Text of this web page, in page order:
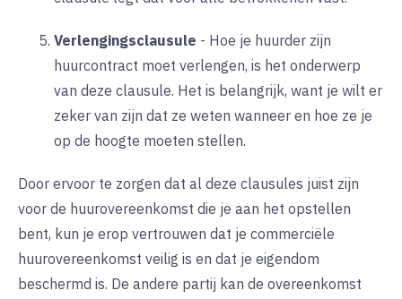
Verlengingsclausule - Hoe je huurder zijn
huurcontract moet verlengen, is het onderwerp
van deze clausule. Het is belangrijk, want je wilt er
zeker van zijn dat ze weten wanneer en hoe ze je
op de hoogte moeten stellen.
Door ervoor te zorgen dat al deze clausules juist zijn
voor de huurovereenkomst die je aan het opstellen
bent, kun je erop vertrouwen dat je commerciële
huurovereenkomst veilig is en dat je eigendom
beschermd is. De andere partij kan de overeenkomst